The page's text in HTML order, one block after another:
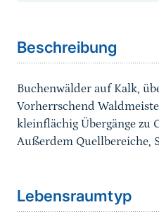
Beschreibung
Buchenwälder auf Kalk,
Vorherrschend
kleinflächig Übergänge zu
Außerdem Quellbereiche,
Lebensraumtyp